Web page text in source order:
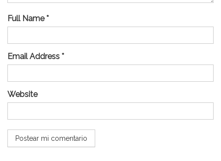
Full Name *
Email Address *
Website